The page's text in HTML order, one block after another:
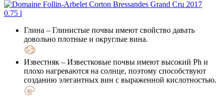
Глина – Глинистые почвы имеют свойство давать
довольно плотные и округлые вина.
Известняк – Известковые почвы имеют высокий Ph и
плохо нагреваются на солнце, поэтому способствуют
созданию элегантных вин с выраженной кислотностью.